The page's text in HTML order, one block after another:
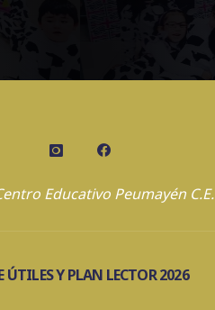
Educativo Peumayén C.E.
ÚTILES Y PLAN LECTOR 2026